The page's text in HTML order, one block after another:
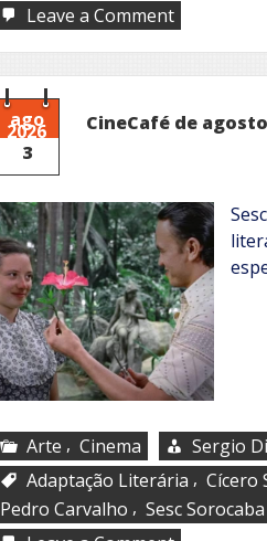
Leave a Commenton
e
Inovação
ago
2026
3
CineCafé de agosto
Arte , Cinema
Sergio
Adaptação Literária , Cícero
Pedro Carvalho , Sesc Sorocaba